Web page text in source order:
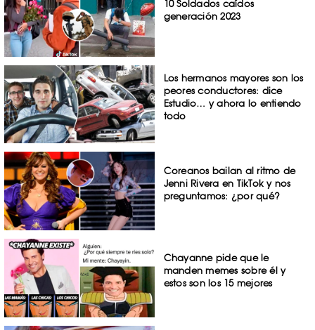
10 Soldados caídos
generación 2023
Los hermanos mayores son los
peores conductores: dice
Estudio… y ahora lo entiendo
todo
Coreanos bailan al ritmo de
Jenni Rivera en TikTok y nos
preguntamos: ¿por qué?
Chayanne pide que le
manden memes sobre él y
estos son los 15 mejores